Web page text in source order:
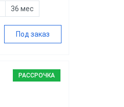
36 мес
Под заказ
РАССРОЧКА